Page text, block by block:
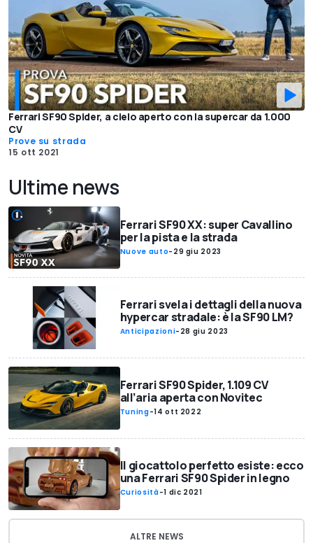
Ferrari SF90 Spider, a cielo aperto con la supercar da 1.000
CV
Prove su strada
15 ott 2021
Ultime news
Ferrari SF90 XX: super Cavallino
per la pista e la strada
Nuove auto- 29 giu 2023
Ferrari svela i dettagli della nuova
hypercar stradale: è la SF90 LM?
Anticipazioni- 28 giu 2023
Ferrari SF90 Spider, 1.109 CV
all’aria aperta con Novitec
Tuning-14 ott 2022
Il giocattolo perfetto esiste: ecco
una Ferrari SF90 Spider in legno
Curiosità-1 dic 2021
ALTRE NEWS